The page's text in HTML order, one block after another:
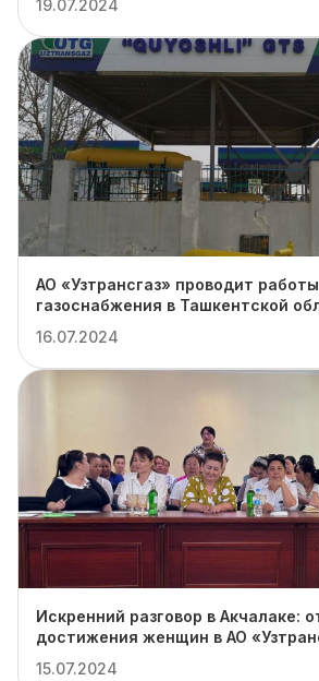
19.07.2024
АО «Узтрансгаз» проводит
газоснабжения в Ташкентской
16.07.2024
Искренний разговор в Акчалаке:
достижения женщин в АО
15.07.2024